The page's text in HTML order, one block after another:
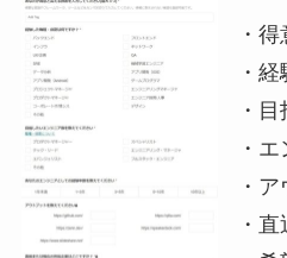
・
・
・
・
・
・